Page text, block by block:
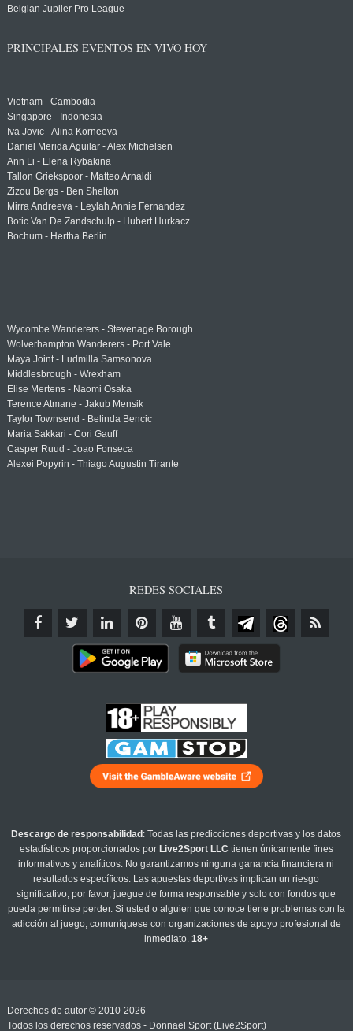
Belgian Jupiler Pro League
PRINCIPALES EVENTOS EN VIVO HOY
Vietnam - Cambodia
Singapore - Indonesia
Iva Jovic - Alina Korneeva
Daniel Merida Aguilar - Alex Michelsen
Ann Li - Elena Rybakina
Tallon Griekspoor - Matteo Arnaldi
Zizou Bergs - Ben Shelton
Mirra Andreeva - Leylah Annie Fernandez
Botic Van De Zandschulp - Hubert Hurkacz
Bochum - Hertha Berlin
Wycombe Wanderers - Stevenage Borough
Wolverhampton Wanderers - Port Vale
Maya Joint - Ludmilla Samsonova
Middlesbrough - Wrexham
Elise Mertens - Naomi Osaka
Terence Atmane - Jakub Mensik
Taylor Townsend - Belinda Bencic
Maria Sakkari - Cori Gauff
Casper Ruud - Joao Fonseca
Alexei Popyrin - Thiago Augustin Tirante
REDES SOCIALES
Descargo de responsabilidad : Todas las predicciones deportivas y los datos
estadísticos proporcionados por Live2Sport LLC tienen únicamente fines
informativos y analíticos. No garantizamos ninguna ganancia financiera ni
resultados específicos. Las apuestas deportivas implican un riesgo
significativo; por favor, juegue de forma responsable y solo con fondos que
pueda permitirse perder. Si usted o alguien que conoce tiene problemas con la
adicción al juego, comuníquese con organizaciones de apoyo profesional de
inmediato.18+
Derechos de autor © 2010-2026
Todos los derechos reservados - Donnael Sport (Live2Sport)